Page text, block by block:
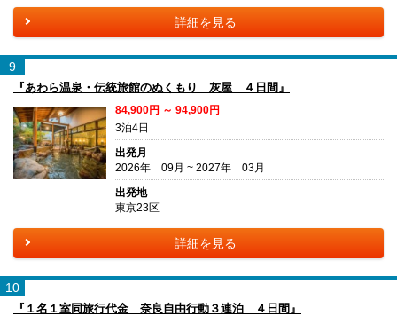
詳細を見る
9
『あわら温泉・伝統旅館のぬくもり 灰屋 ４日間』
84,900円 ～ 94,900円
3泊4日
出発月
2026年 09月 ~ 2027年 03月
出発地
東京23区
詳細を見る
10
『１名１室同旅行代金 奈良自由行動３連泊 ４日間』